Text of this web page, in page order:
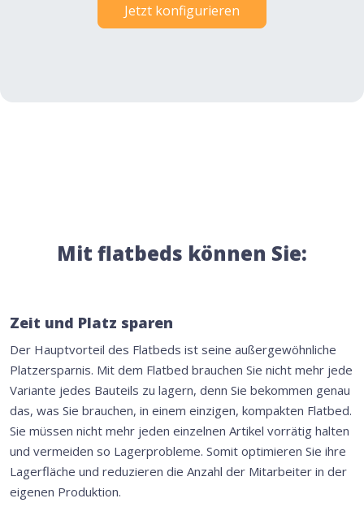
Jetzt konfigurieren
Mit flatbeds können Sie:
Zeit und Platz sparen
Der Hauptvorteil des Flatbeds ist seine außergewöhnliche
Platzersparnis. Mit dem Flatbed brauchen Sie nicht mehr jede
Variante jedes Bauteils zu lagern, denn Sie bekommen genau
das, was Sie brauchen, in einem einzigen, kompakten Flatbed.
Sie müssen nicht mehr jeden einzelnen Artikel vorrätig halten
und vermeiden so Lagerprobleme. Somit optimieren Sie ihre
Lagerfläche und reduzieren die Anzahl der Mitarbeiter in der
eigenen Produktion.